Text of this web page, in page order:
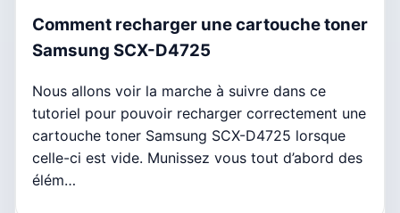
Comment recharger une cartouche toner
Samsung SCX-D4725
Nous allons voir la marche à suivre dans ce
tutoriel pour pouvoir recharger correctement une
cartouche toner Samsung SCX-D4725 lorsque
celle-ci est vide. Munissez vous tout d’abord des
élém…